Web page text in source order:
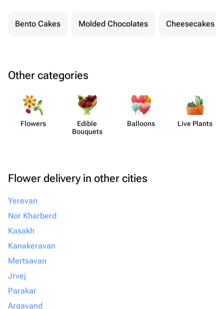
Bento Cakes Molded Chocolates Cheesecakes
Other categories
Flowers
Edible
Bouquets
Balloons Live Plants
Flower delivery in other cities
Yerevan
Nor Kharberd
Kasakh
Kanakeravan
Mertsavan
Jrvej
Parakar
Argavand